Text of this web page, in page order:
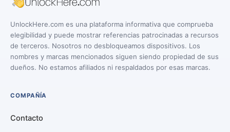
UnlockHere.com es una plataforma informativa que comprueba
elegibilidad y puede mostrar referencias patrocinadas a recursos
de terceros. Nosotros no desbloqueamos dispositivos. Los
nombres y marcas mencionados siguen siendo propiedad de sus
dueños. No estamos afiliados ni respaldados por esas marcas.
COMPAÑÍA
Contacto